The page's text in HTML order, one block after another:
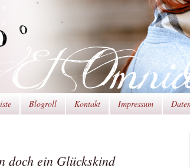
Blogroll Kontakt Impressum
doch ein Glückskind